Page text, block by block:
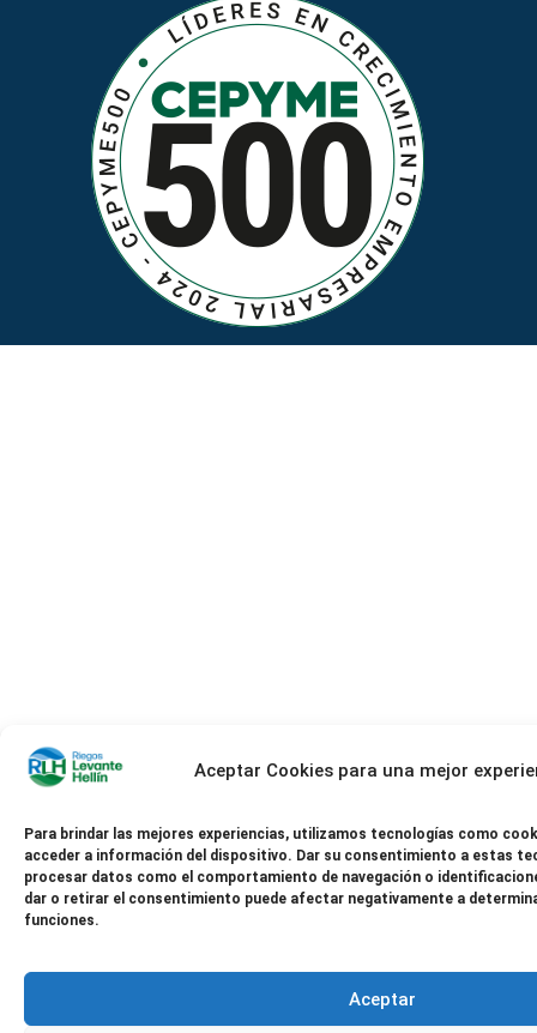
Aceptar Cookies para una mejor
Para brindar las mejores experiencias, utilizamos tecnologías como
acceder a información del dispositivo. Dar su consentimiento a estas
procesar datos como el comportamiento de navegación o
dar o retirar el consentimiento puede afectar negativamente a
funciones.
Aceptar